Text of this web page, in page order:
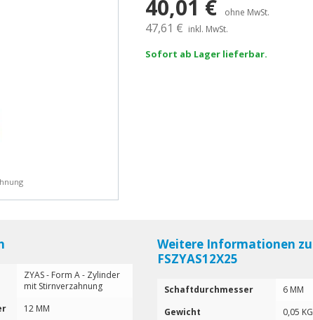
40,01 € ohne MwSt.
47,61 € inkl. MwSt.
Sofort ab Lager lieferbar.
ZYAS - Form A - Zylinder
mit Stirnverzahnung
12 MM
Weitere Informationen zu
FSZYAS12X25
Schaftdurchmesser
6 MM
Gewicht
0,05 KG